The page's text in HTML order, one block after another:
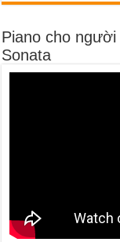
Piano cho
Sonata